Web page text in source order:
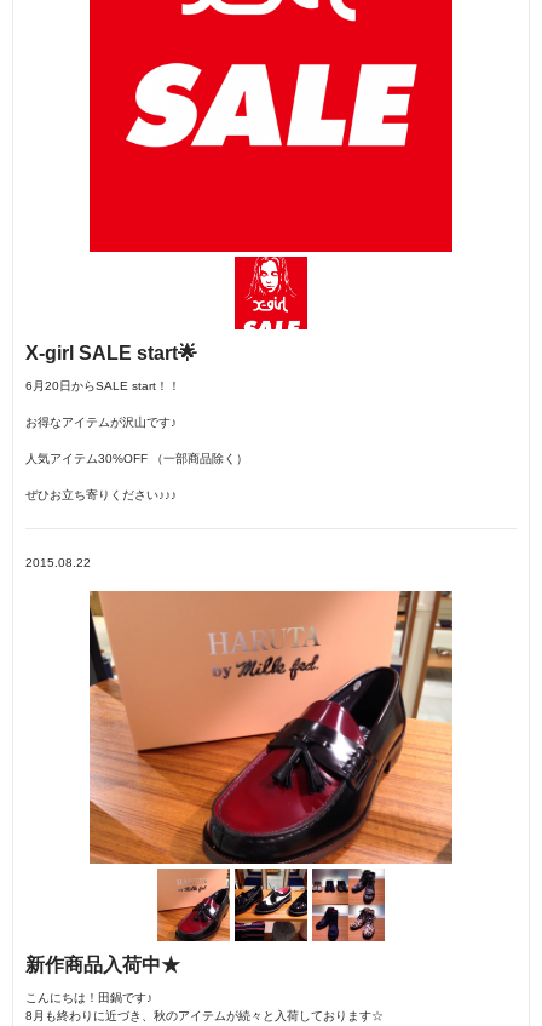
X-girl SALE start🌟
6月20日からSALE start！！
お得なアイテムが沢山です♪
人気アイテム30%OFF （一部商品除く）
ぜひお立ち寄りください♪♪♪
2015.08.22
新作商品入荷中★
こんにちは！田鍋です♪
8月も終わりに近づき、秋のアイテムが続々と入荷しております☆